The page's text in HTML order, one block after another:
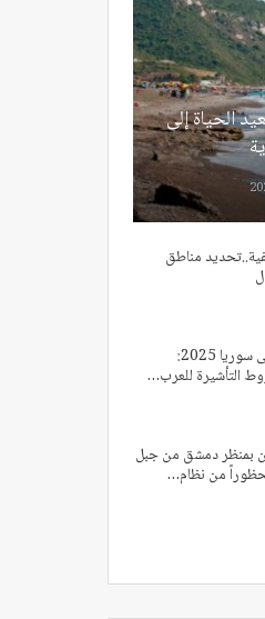
الحياة إلى
مناطق
متطلبات الدخول إلى سوريا 2025:
التأشيرة للعرب…
بمنظر دمشق من جبل
من نظام…